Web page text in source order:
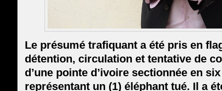
Le présumé trafiquant a été pris en
détention, circulation et tentative de
d’une pointe d’ivoire sectionnée en
représentant un (1) éléphant tué. Il a